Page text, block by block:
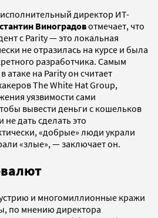
директор ИТ-
Виноградовотмечает, что
с Parity — это локальная
не отразилась на курсе и была
разработчика. Самым
на Parity он считает
The White Hat Group,
уязвимости сами
вывести деньги с кошельков
дать сделать это
«добрые» люди украли
«злые», — заключает он.
и многомиллионные кражи
по мнению директора